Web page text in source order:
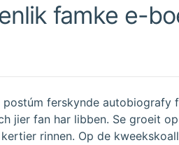
famke e-
ferskynde autobiografy
jier fan har libben. Se groeit
rinnen. Op de